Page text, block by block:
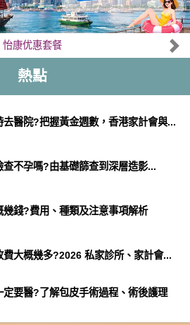
怡康优惠套餐
熱點
去醫院?把握黃金週數，香港家計會與...
查不孕嗎?由基礎篩查到深層造影...
幾錢?費用、種類及注意事項解析
費大概幾多?2026 私家診所、家計會...
定要醫?了解包皮手術過程、術後護理